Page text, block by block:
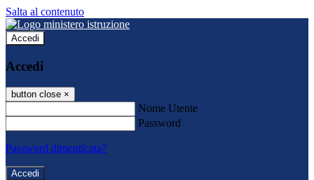
Salta al contenuto
Accedi
Accedi
button close ×
Nome Utente
Password
Password dimenticata?